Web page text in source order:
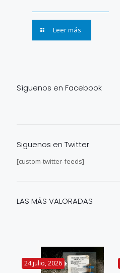
Leer más
Síguenos en Facebook
Siguenos en Twitter
[custom-twitter-feeds]
LAS MÁS VALORADAS
24 julio, 2026